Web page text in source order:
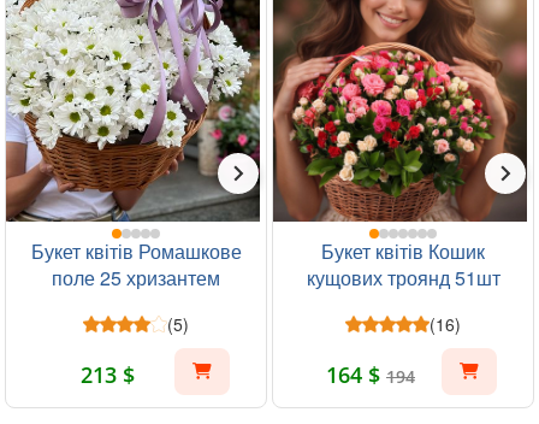
Букет квітів Ромашкове
поле 25 хризантем
(5)
213 $
Букет квітів Кошик
кущових троянд 51шт
(16)
164 $ 194